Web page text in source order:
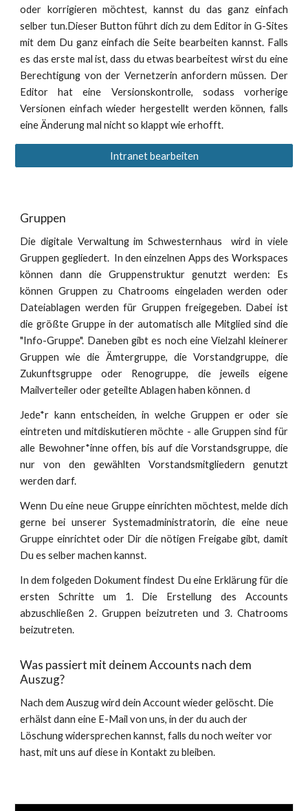
oder korrigieren möchtest, kannst du das ganz einfach
selber tun.Dieser Button führt dich zu dem Editor in G-Sites
mit dem Du ganz einfach die Seite bearbeiten kannst. Falls
es das erste mal ist, dass du etwas bearbeitest wirst du eine
Berechtigung von der Vernetzerin anfordern müssen. Der
Editor hat eine Versionskontrolle, sodass vorherige
Versionen einfach wieder hergestellt werden können, falls
eine Änderung mal nicht so klappt wie erhofft.
Intranet bearbeiten
Gruppen
Die digitale Verwaltung im Schwesternhaus wird in viele
Gruppen gegliedert. In den einzelnen Apps des Workspaces
können dann die Gruppenstruktur genutzt werden: Es
können Gruppen zu Chatrooms eingeladen werden oder
Dateiablagen werden für Gruppen freigegeben. Dabei ist
die größte Gruppe in der automatisch alle Mitglied sind die
"Info-Gruppe". Daneben gibt es noch eine Vielzahl kleinerer
Gruppen wie die Ämtergruppe, die Vorstandgruppe, die
Zukunftsgruppe oder Renogruppe, die jeweils eigene
Mailverteiler oder geteilte Ablagen haben können. d
Jede*r kann entscheiden, in welche Gruppen er oder sie
eintreten und mitdiskutieren möchte - alle Gruppen sind für
alle Bewohner*inne offen, bis auf die Vorstandsgruppe, die
nur von den gewählten Vorstandsmitgliedern genutzt
werden darf.
Wenn Du eine neue Gruppe einrichten möchtest, melde dich
gerne bei unserer Systemadministratorin, die eine neue
Gruppe einrichtet oder Dir die nötigen Freigabe gibt, damit
Du es selber machen kannst.
In dem folgeden Dokument findest Du eine Erklärung für die
ersten Schritte um 1. Die Erstellung des Accounts
abzuschließen 2. Gruppen beizutreten und 3. Chatrooms
beizutreten.
Was passiert mit deinem Accounts nach dem
Auszug?
Nach dem Auszug wird dein Account wieder gelöscht. Die
erhälst dann eine E-Mail von uns, in der du auch der
Löschung widersprechen kannst, falls du noch weiter vor
hast, mit uns auf diese in Kontakt zu bleiben.